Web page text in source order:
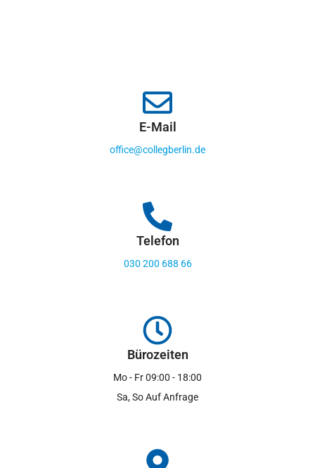
E-Mail
office@collegberlin.de
Telefon
030 200 688 66
Bürozeiten
Mo - Fr 09:00 - 18:00
Sa, So Auf Anfrage